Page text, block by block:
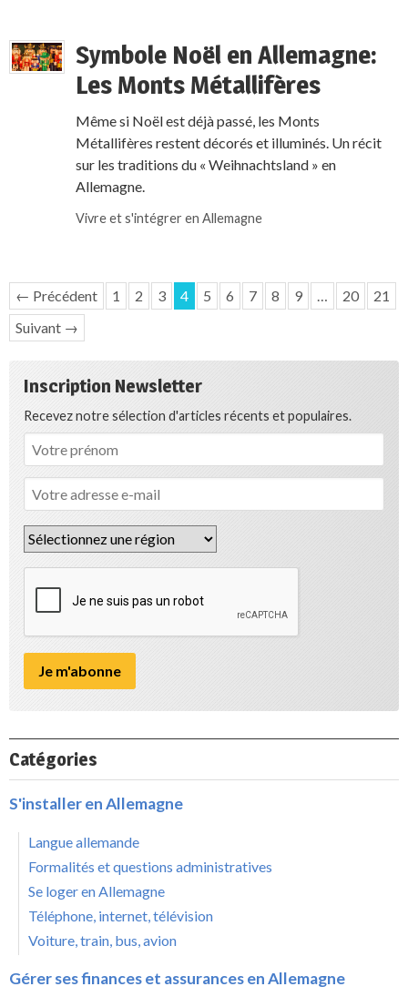
Symbole Noël en Allemagne:
Les Monts Métallifères
Même si Noël est déjà passé, les Monts
Métallifères restent décorés et illuminés. Un récit
sur les traditions du « Weihnachtsland » en
Allemagne.
Vivre et s'intégrer en Allemagne
← Précédent 1 2 3 4 5 6 7 8 9 … 20
21
Suivant →
Inscription Newsletter
Recevez notre sélection d'articles récents et populaires.
Catégories
S'installer en Allemagne
Langue allemande
Formalités et questions administratives
Se loger en Allemagne
Téléphone, internet, télévision
Voiture, train, bus, avion
Gérer ses finances et assurances en Allemagne